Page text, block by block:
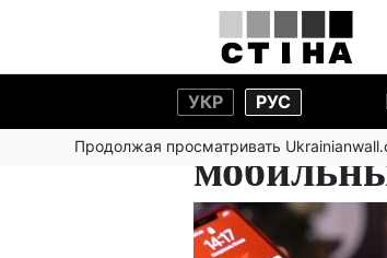
УКР РУС
Продолжая просматривать